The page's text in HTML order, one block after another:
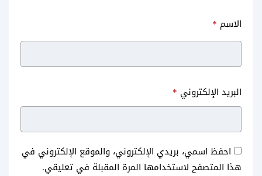
الاسم *
البريد الإلكتروني *
احفظ اسمي، بريدي الإلكتروني، والموقع الإلكتروني في
هذا المتصفح لاستخدامها المرة المقبلة في تعليقي.